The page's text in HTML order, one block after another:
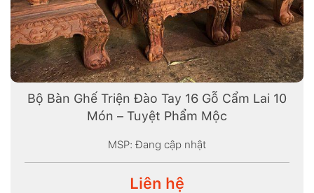
Bộ Bàn Ghế Triện Đào Tay 16 Gỗ Cẩm Lai 10
Món – Tuyệt Phẩm Mộc
MSP: Đang cập nhật
Liên hệ